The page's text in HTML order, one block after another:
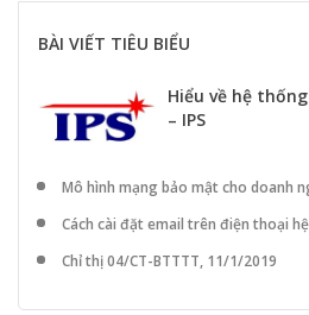
BÀI VIẾT TIÊU BIỂU
Hiểu về hệ
– IPS
Mô hình mạng bảo mật cho doanh
Cách cài đặt email trên điện thoại
Chỉ thị 04/CT-BTTTT, 11/1/2019